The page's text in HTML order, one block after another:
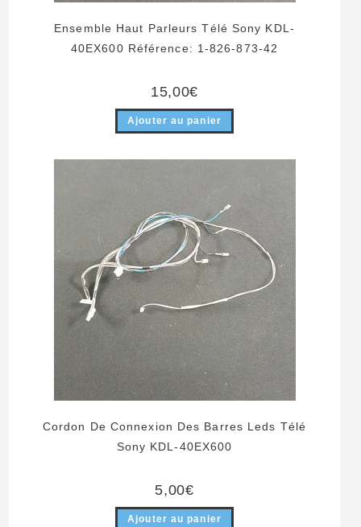
Ensemble Haut Parleurs Télé Sony KDL-
40EX600 Référence: 1-826-873-42
15,00€
Ajouter au panier
Cordon De Connexion Des Barres Leds Télé
Sony KDL-40EX600
5,00€
Ajouter au panier